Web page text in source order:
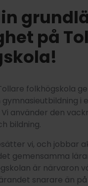
på
folkhögskola
i
Vi använder den
bildning.
vi, och jobbar
gemensamma
är närvaron
snarare än